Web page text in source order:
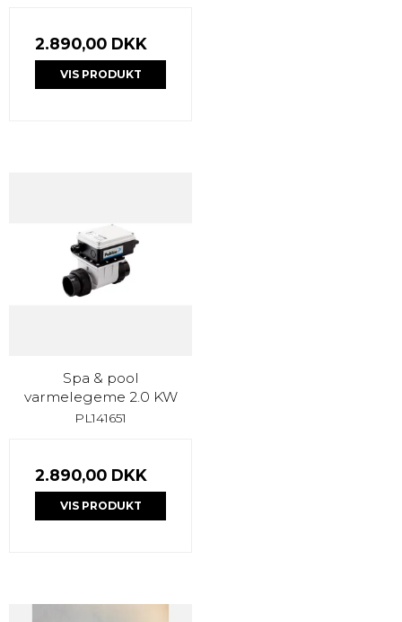
2.890,00 DKK
VIS PRODUKT
Spa & pool
varmelegeme 2.0 KW
PL141651
2.890,00 DKK
VIS PRODUKT